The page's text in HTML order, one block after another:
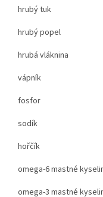
hrubý tuk
hrubý popel
hrubá vláknina
vápník
fosfor
sodík
hořčík
omega-6 mastné
omega-3 mastné